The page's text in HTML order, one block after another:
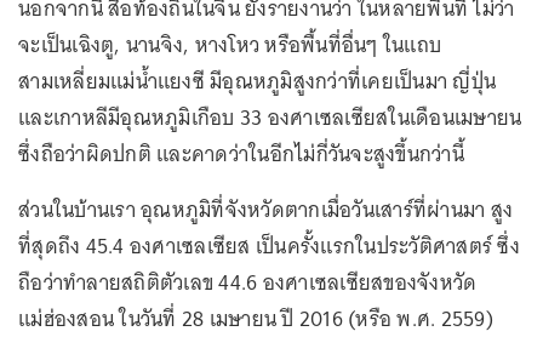
นอกจากนี้ สื่อท้องถิ่นในจีน ยังรายงานว่า ในหลายพื้นที่ ไม่ว่า
จะเป็นเฉิงตู, นานจิง, หางโหว หรือพื้นที่อื่นๆ ในแถบ
สามเหลี่ยมแม่น้ำแยงซี มีอุณหภูมิสูงกว่าที่เคยเป็นมา ญี่ปุ่น
และเกาหลีมีอุณหภูมิเกือบ 33 องศาเซลเซียสในเดือนเมษายน
ซึ่งถือว่าผิดปกติ และคาดว่าในอีกไม่กี่วันจะสูงขึ้นกว่านี้
ส่วนในบ้านเรา อุณหภูมิที่จังหวัดตากเมื่อวันเสาร์ที่ผ่านมา สูง
ที่สุดถึง 45.4 องศาเซลเซียส เป็นครั้งแรกในประวัติศาสตร์ ซึ่ง
ถือว่าทำลายสถิติตัวเลข 44.6 องศาเซลเซียสของจังหวัด
แม่ฮ่องสอน ในวันที่ 28 เมษายน ปี 2016 (หรือ พ.ศ. 2559)